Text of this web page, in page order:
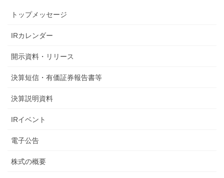
トップメッセージ
IRカレンダー
開示資料・リリース
決算短信・有価証券報告書等
決算説明資料
IRイベント
電子公告
株式の概要